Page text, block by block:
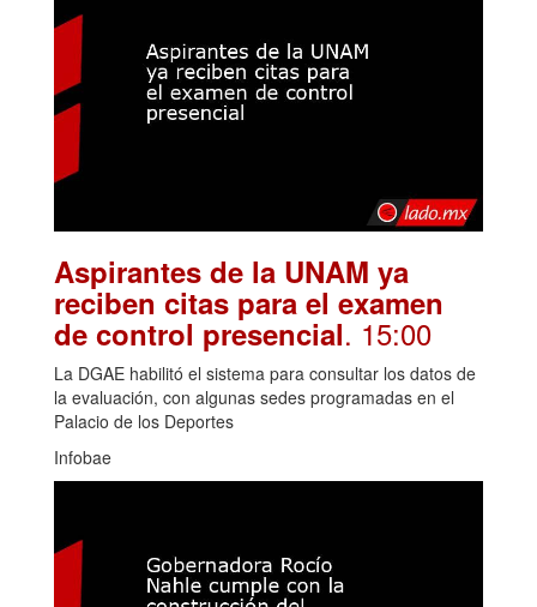
Aspirantes de la UNAM ya
reciben citas para el examen
de control presencial. 15:00
La DGAE habilitó el sistema para consultar los datos de
la evaluación, con algunas sedes programadas en el
Palacio de los Deportes
Infobae